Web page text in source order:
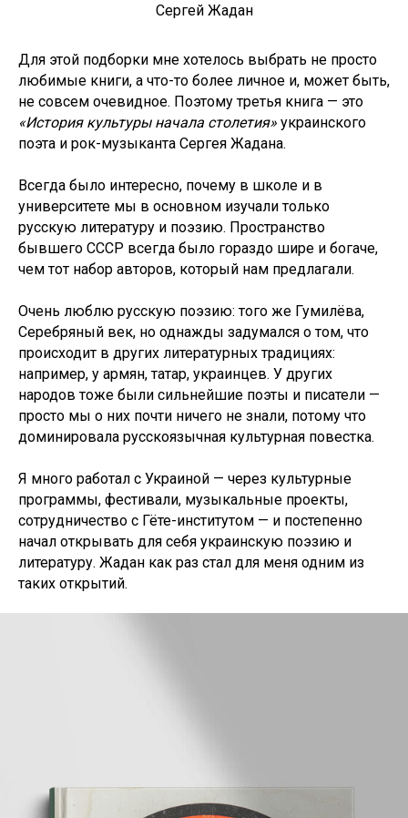
Сергей Жадан
Для этой подборки мне хотелось выбрать не просто
любимые книги, а что-то более личное и, может быть,
не совсем очевидное. Поэтому третья книга — это
«История культуры начала столетия» украинского
поэта и рок-музыканта Сергея Жадана.
Всегда было интересно, почему в школе и в
университете мы в основном изучали только
русскую литературу и поэзию. Пространство
бывшего СССР всегда было гораздо шире и богаче,
чем тот набор авторов, который нам предлагали.
Очень люблю русскую поэзию: того же Гумилёва,
Серебряный век, но однажды задумался о том, что
происходит в других литературных традициях:
например, у армян, татар, украинцев. У других
народов тоже были сильнейшие поэты и писатели —
просто мы о них почти ничего не знали, потому что
доминировала русскоязычная культурная повестка.
Я много работал с Украиной — через культурные
программы, фестивали, музыкальные проекты,
сотрудничество с Гёте-институтом — и постепенно
начал открывать для себя украинскую поэзию и
литературу. Жадан как раз стал для меня одним из
таких открытий.